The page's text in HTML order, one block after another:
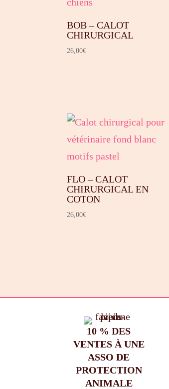
BOB – CALOT
CHIRURGICAL
26,00€
FLO – CALOT
CHIRURGICAL EN
COTON
26,00€
10 % DES
VENTES À UNE
ASSO DE
PROTECTION
ANIMALE